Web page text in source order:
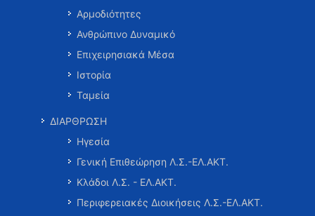
Αρμοδιότητες
Ανθρώπινο Δυναμικό
Επιχειρησιακά Μέσα
Ιστορία
Ταμεία
ΔΙΑΡΘΡΩΣΗ
Ηγεσία
Γενική Επιθεώρηση Λ.Σ.-ΕΛ.ΑΚΤ.
Κλάδοι Λ.Σ. - ΕΛ.ΑΚΤ.
Περιφερειακές Διοικήσεις Λ.Σ.-ΕΛ.ΑΚΤ.